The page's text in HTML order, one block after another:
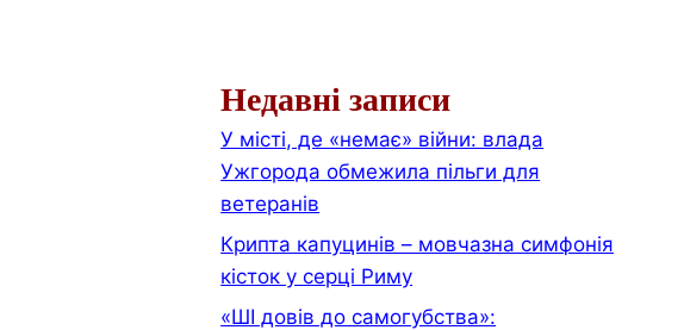
Недавні записи
У місті, де «немає» війни: влада
Ужгорода обмежила пільги для
ветеранів
Крипта капуцинів – мовчазна симфонія
кісток у серці Риму
«ШІ довів до самогубства»: